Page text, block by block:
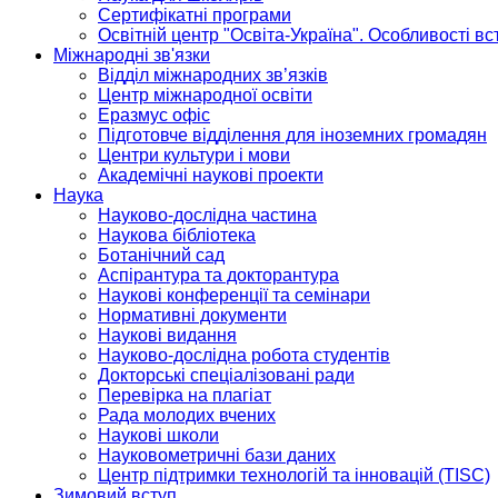
Сертифікатні програми
Освітній центр "Освіта-Україна". Особливості
Міжнародні зв'язки
Відділ міжнародних зв’язків
Центр міжнародної освіти
Еразмус офіс
Підготовче відділення для іноземних громадян
Центри культури і мови
Академічні наукові проекти
Наука
Науково-дослідна частина
Наукова бібліотека
Ботанічний сад
Аспірантура та докторантура
Наукові конференції та семінари
Нормативні документи
Наукові видання
Науково-дослідна робота студентів
Докторські спеціалізовані ради
Перевірка на плагіат
Рада молодих вчених
Наукові школи
Науковометричні бази даних
Центр підтримки технологій та інновацій (TISC)